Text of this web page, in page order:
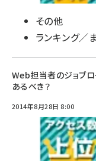
その他
ランキング／
Web担当者のジョブロ
あるべき？
2014年8月28日 8:00